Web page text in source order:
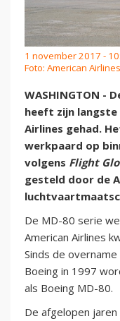
1 november 2017 -
Foto: American Airlines
WASHINGTON -
heeft zijn
Airlines gehad.
werkpaard op
volgens Flight
gesteld door de
De MD-80 serie
American Airlines
Sinds de
Boeing in 1997
als Boeing MD-80.
De afgelopen